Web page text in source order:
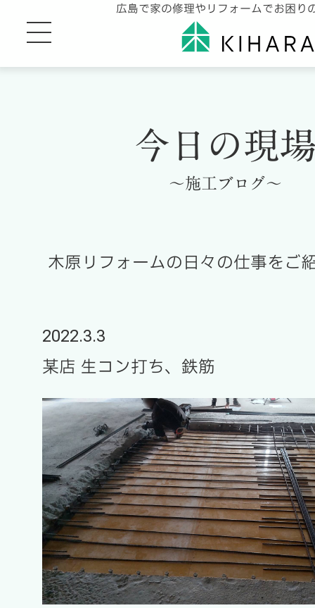
広島で家の修理やリフォームでお困り
今日の現
～施工ブログ～
木原リフォームの日々の仕事をご
2022.3.3
某店 生コン打ち、鉄筋